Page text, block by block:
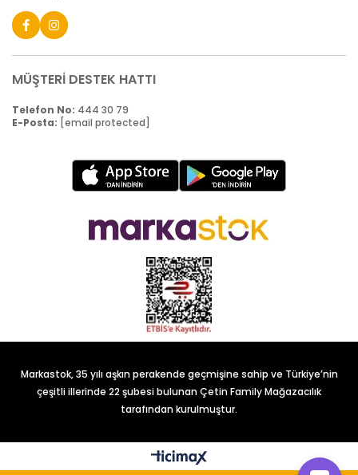
MÜŞTERİ DESTEK HATTI
Telefon No: 444 30 79
E-Posta: [email protected]
Markastok, 35 yılı aşkın perakende geçmişine sahip ve Türkiye’nin
çeşitli illerinde 22 şubesi bulunan Çetin Family Mağazacılık
tarafından kurulmuştur.